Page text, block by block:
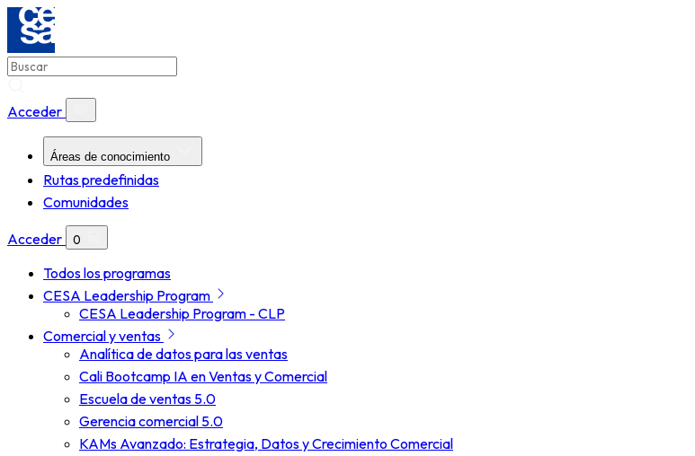
Acceder
Áreas de conocimiento
Rutas predefinidas
Comunidades
Acceder 0
Todos los programas
CESA Leadership Program
CESA Leadership Program - CLP
Comercial y ventas
Analítica de datos para las ventas
Cali Bootcamp IA en Ventas y Comercial
Escuela de ventas 5.0
Gerencia comercial 5.0
KAMs Avanzado: Estrategia, Datos y Crecimiento Comercial